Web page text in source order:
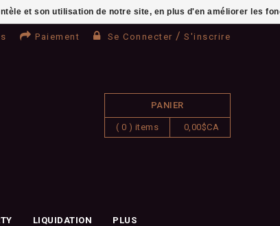
Paiement Se Connecter / S'inscrire
PANIER
( 0 ) items 0,00$CA
LIQUIDATION PLUS
et son utilisation de notre site, en plus d'en améliorer les